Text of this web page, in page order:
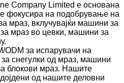
Company Limited е основана
фокусира на подобрување на
мраз, вклучувајќи машини за
мраз во цевки, машини за
за испарувачи на
снегулки од мраз, машини
блокови мраз. Нашите
од нашите деловни